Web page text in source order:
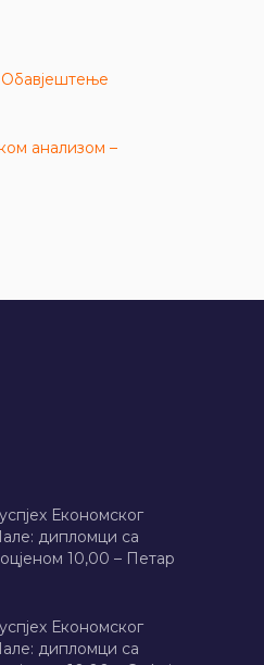
анализом –
Економског
дипломци са
10,00 – Петар
Економског
дипломци са